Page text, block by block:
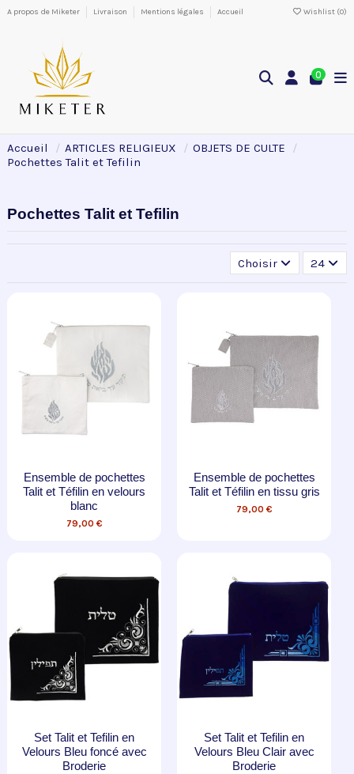
A propos de Miketer Livraison Mentions légales Accueil Wishlist (0)
0
Accueil ARTICLES RELIGIEUX
OBJETS DE CULTE
Pochettes Talit et Tefilin
Pochettes Talit et Tefilin
Choisir 24
Ensemble de pochettes
Talit et Téfilin en velours
blanc
79,00 €
Ensemble de pochettes
Talit et Téfilin en tissu gris
79,00 €
Set Talit et Tefilin en
Velours Bleu foncé avec
Broderie
Set Talit et Tefilin en
Velours Bleu Clair avec
Broderie